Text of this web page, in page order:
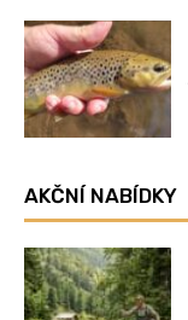
AKČNÍ NABÍDKY